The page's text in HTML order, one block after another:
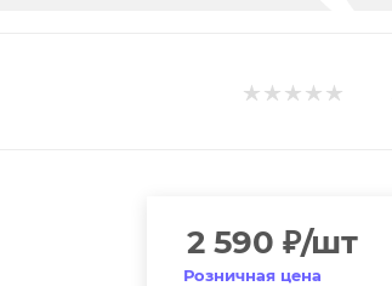
2 590 ₽/шт
Розничная цена